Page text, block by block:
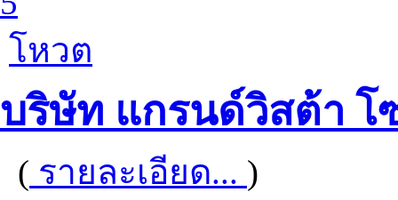
โหวต
บริษัท แกรนด์วิสต้า
( รายละเอียด... )